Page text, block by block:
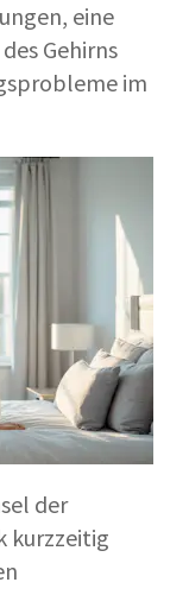
eine
Gehirns
im
der
kurzzeitig